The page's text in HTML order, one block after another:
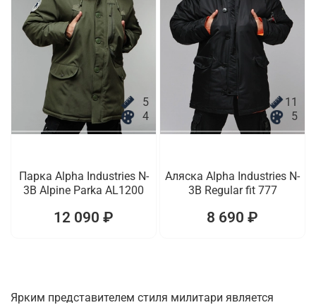
5
4
Парка Alpha Industries N-
3B Alpine Parka AL1200
12 090 ₽
11
5
Аляска Alpha Industries N-
3B Regular fit 777
8 690 ₽
Ярким представителем стиля милитари является